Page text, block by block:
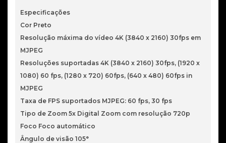
Especificações
Cor Preto
Resolução máxima do vídeo 4K (3840 x 2160) 30fps em
MJPEG
Resoluções suportadas 4K (3840 x 2160) 30fps, (1920 x
1080) 60 fps, (1280 x 720) 60fps, (640 x 480) 60fps in
MJPEG
Taxa de FPS suportados MJPEG: 60 fps, 30 fps
Tipo de Zoom 5x Digital Zoom com resolução 720p
Foco Foco automático
Ângulo de visão 105°